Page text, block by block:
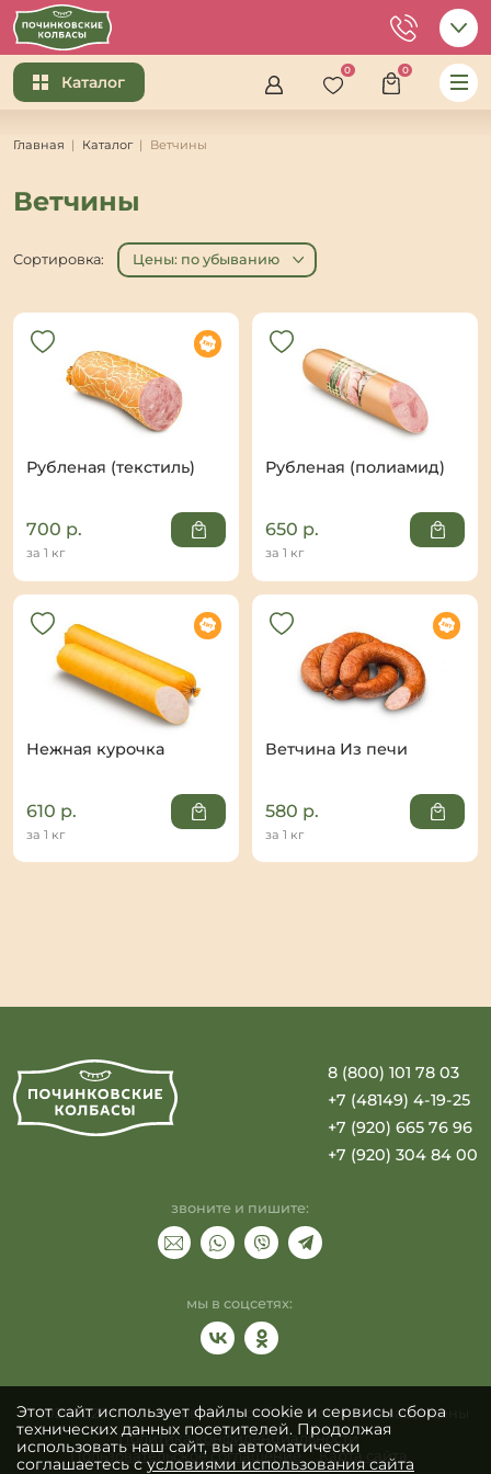
Каталог
0 0
Главная Каталог Ветчины
Ветчины
Сортировка: Цены: по убыванию
Рубленая (текстиль)
700 р.
за 1 кг
Рубленая (полиамид)
650 р.
за 1 кг
Нежная курочка
610 р.
за 1 кг
Ветчина Из печи
580 р.
за 1 кг
8 (800) 101 78 03
+7 (48149) 4-19-25
+7 (920) 665 76 96
+7 (920) 304 84 00
звоните и пишите:
мы в соцсетях:
© 2021-2026 г. Починковские колбасы. Все права защищены
Политика конфиденциальности
Пользовательское соглашение
Карта сайта
Этот сайт использует файлы cookie и сервисы сбора
технических данных посетителей. Продолжая
использовать наш сайт, вы автоматически
соглашаетесь с условиями использования сайта